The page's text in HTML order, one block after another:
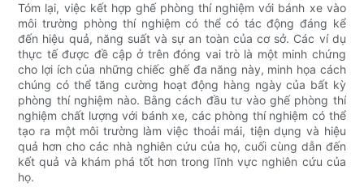
Tóm lại, việc kết hợp ghế phòng thí nghiệm với bánh xe vào
môi trường phòng thí nghiệm có thể có tác động đáng kể
đến hiệu quả, năng suất và sự an toàn của cơ sở. Các ví dụ
thực tế được đề cập ở trên đóng vai trò là một minh chứng
cho lợi ích của những chiếc ghế đa năng này, minh họa cách
chúng có thể tăng cường hoạt động hàng ngày của bất kỳ
phòng thí nghiệm nào. Bằng cách đầu tư vào ghế phòng thí
nghiệm chất lượng với bánh xe, các phòng thí nghiệm có thể
tạo ra một môi trường làm việc thoải mái, tiện dụng và hiệu
quả hơn cho các nhà nghiên cứu của họ, cuối cùng dẫn đến
kết quả và khám phá tốt hơn trong lĩnh vực nghiên cứu của
họ.